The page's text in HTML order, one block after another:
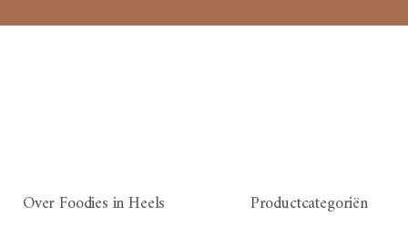
Over Foodies in Heels Productcategoriën